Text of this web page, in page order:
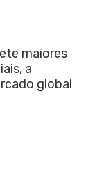
maiores
a
global